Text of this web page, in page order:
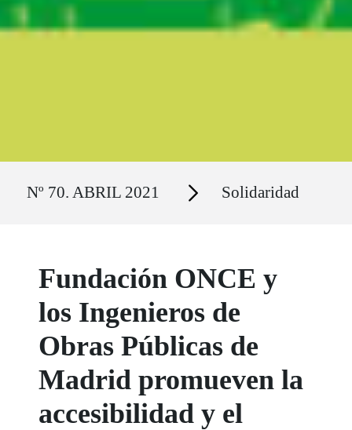
Nº 70. ABRIL 2021 Secciones Solidaridad
Fundación ONCE y
los Ingenieros de
Obras Públicas de
Madrid promueven la
accesibilidad y el